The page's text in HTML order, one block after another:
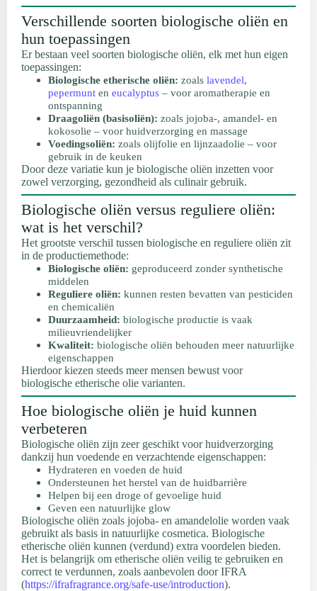
Verschillende soorten biologische oliën en
hun toepassingen
Er bestaan veel soorten biologische oliën, elk met hun eigen
toepassingen:
Biologische etherische oliën: zoals lavendel,
pepermunt en eucalyptus – voor aromatherapie en
ontspanning
Draagoliën (basisoliën): zoals jojoba-, amandel- en
kokosolie – voor huidverzorging en massage
Voedingsoliën: zoals olijfolie en lijnzaadolie – voor
gebruik in de keuken
Door deze variatie kun je biologische oliën inzetten voor
zowel verzorging, gezondheid als culinair gebruik.
Biologische oliën versus reguliere oliën:
wat is het verschil?
Het grootste verschil tussen biologische en reguliere oliën zit
in de productiemethode:
Biologische oliën: geproduceerd zonder synthetische
middelen
Reguliere oliën: kunnen resten bevatten van pesticiden
en chemicaliën
Duurzaamheid: biologische productie is vaak
milieuvriendelijker
Kwaliteit: biologische oliën behouden meer natuurlijke
eigenschappen
Hierdoor kiezen steeds meer mensen bewust voor
biologische etherische olie varianten.
Hoe biologische oliën je huid kunnen
verbeteren
Biologische oliën zijn zeer geschikt voor huidverzorging
dankzij hun voedende en verzachtende eigenschappen:
Hydrateren en voeden de huid
Ondersteunen het herstel van de huidbarrière
Helpen bij een droge of gevoelige huid
Geven een natuurlijke glow
Biologische oliën zoals jojoba- en amandelolie worden vaak
gebruikt als basis in natuurlijke cosmetica. Biologische
etherische oliën kunnen (verdund) extra voordelen bieden.
Het is belangrijk om etherische oliën veilig te gebruiken en
correct te verdunnen, zoals aanbevolen door IFRA
(https://ifrafragrance.org/safe-use/introduction).